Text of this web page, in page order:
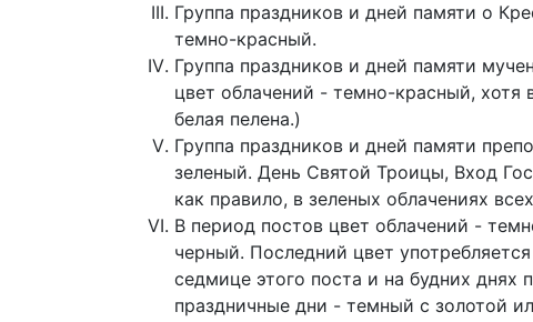
Группа праздников и дней памяти о
темно-красный.
Группа праздников и дней памяти
цвет облачений - темно-красный, хотя
белая пелена.)
Группа праздников и дней памяти
зеленый. День Святой Троицы, Вход
как правило, в зеленых облачениях
В период постов цвет облачений -
черный. Последний цвет
седмице этого поста и на будних
праздничные дни - темный с золотой